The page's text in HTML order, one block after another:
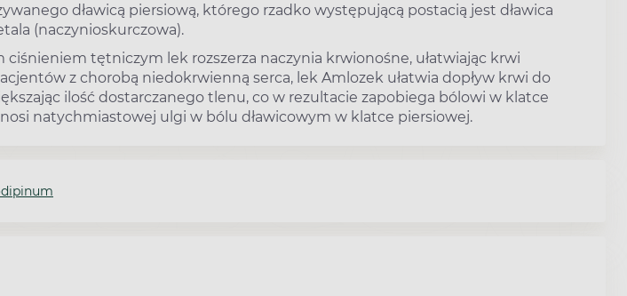
dławicą piersiową, którego rzadko występującą postacią jest dławica
(naczynioskurczowa).
ciśnieniem tętniczym lek rozszerza naczynia krwionośne, ułatwiając krwi
z chorobą niedokrwienną serca, lek Amlozek ułatwia dopływ krwi do
ilość dostarczanego tlenu, co w rezultacie zapobiega bólowi w klatce
natychmiastowej ulgi w bólu dławicowym w klatce piersiowej.